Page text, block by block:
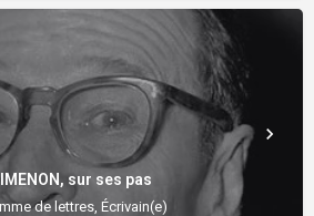
sur ses pas
de lettres, Écrivain(e)